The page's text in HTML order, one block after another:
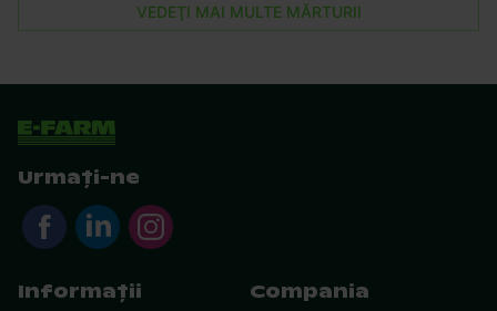
VEDEŢI MAI MULTE MĂRTURII
Urmați-ne
Informații Compania